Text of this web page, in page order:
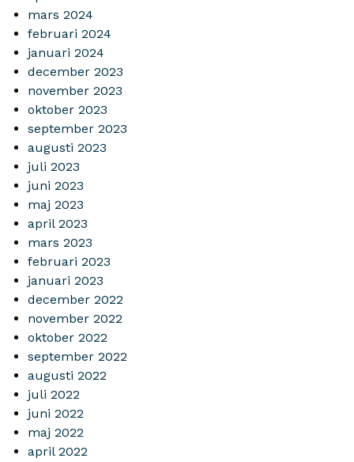
mars 2024
februari 2024
januari 2024
december 2023
november 2023
oktober 2023
september 2023
augusti 2023
juli 2023
juni 2023
maj 2023
april 2023
mars 2023
februari 2023
januari 2023
december 2022
november 2022
oktober 2022
september 2022
augusti 2022
juli 2022
juni 2022
maj 2022
april 2022